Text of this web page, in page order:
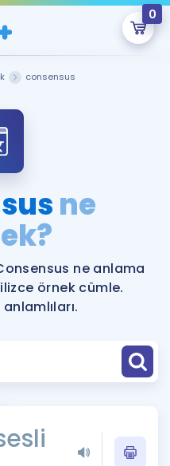
0
Boş.
onlarca eğitim seni
Gramer
consensus
ne
ne anlama
örnek cümle.